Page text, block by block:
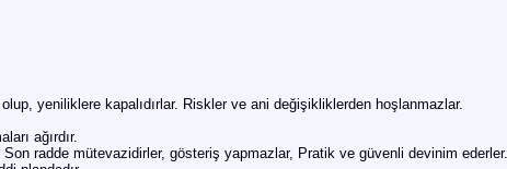
yeniliklere kapalıdırlar. Riskler ve ani değişikliklerden hoşlanmazlar.
ağırdır.
radde mütevazidirler, gösteriş yapmazlar, Pratik ve güvenli devinim ederler.